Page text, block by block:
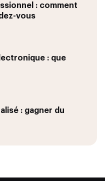
: comment
vous
: que
: gagner du